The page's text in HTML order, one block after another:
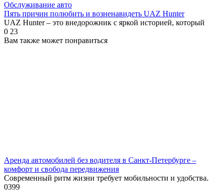
Обслуживание авто
Пять причин полюбить и возненавидеть UAZ Hunter
UAZ Hunter – это внедорожник с яркой историей, который
0 23
Вам также может понравиться
Аренда автомобилей без водителя в Санкт-Петербурге –
комфорт и свобода передвижения
Современный ритм жизни требует мобильности и удобства.
0399